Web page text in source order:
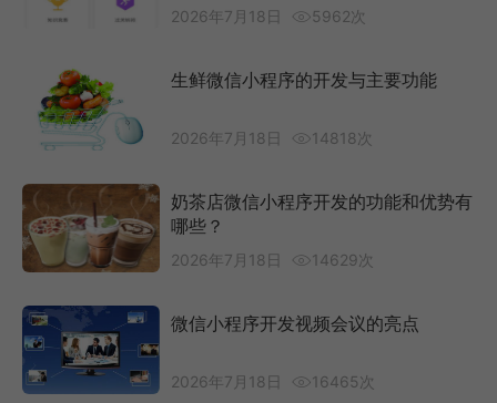
2026年7月18日 5962次
生鲜微信小程序的开发与主要功能
2026年7月18日 14818次
奶茶店微信小程序开发的功能和优势有
哪些？
2026年7月18日 14629次
微信小程序开发视频会议的亮点
2026年7月18日 16465次